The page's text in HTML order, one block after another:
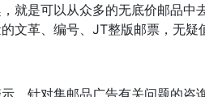
是可以从众多的无底价邮品中
文革、编号、JT整版邮票，无疑
针对集邮品广告有关问题的咨